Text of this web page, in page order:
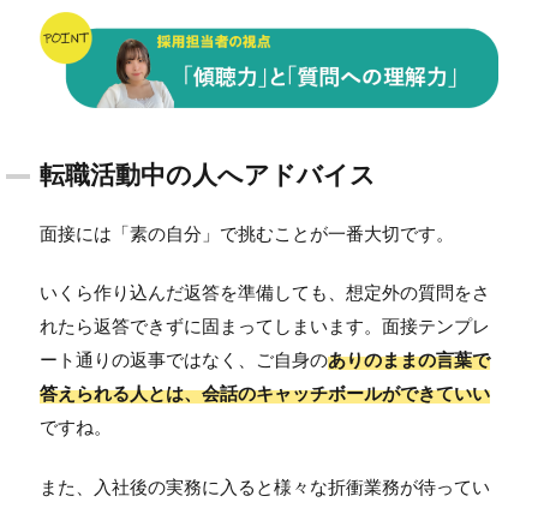
転職活動中の人へアドバイス
面接には「素の自分」で挑むことが一番大切です。
いくら作り込んだ返答を準備しても、想定外の質問をさ
れたら返答できずに固まってしまいます。面接テンプレ
ート通りの返事ではなく、ご自身のありのままの言葉で
答えられる人とは、会話のキャッチボールができていい
ですね。
また、入社後の実務に入ると様々な折衝業務が待ってい